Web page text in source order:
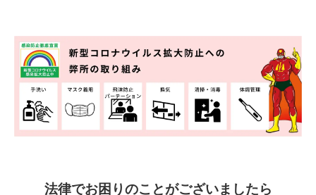
法律でお困りのことがございましたら